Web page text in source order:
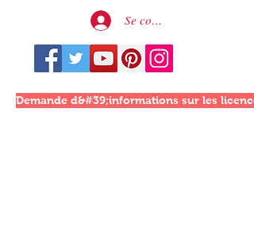
Se connecter
Demande d&#39;informations sur les